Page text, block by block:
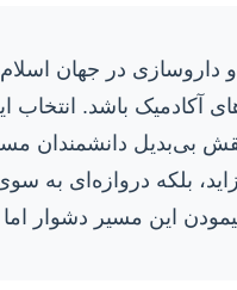
داروسازی در جهان
باشد. انتخاب
بی‌بدیل دانشمندان
بلکه دروازه‌ای
این مسیر دشوار